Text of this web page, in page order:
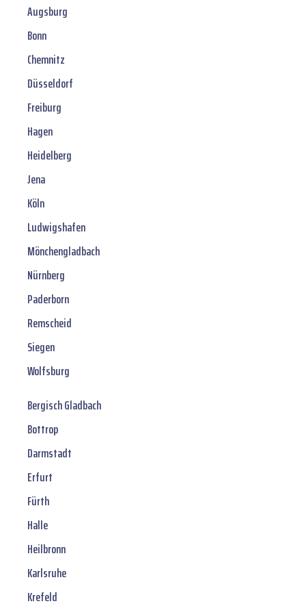
Augsburg
Bonn
Chemnitz
Düsseldorf
Freiburg
Hagen
Heidelberg
Jena
Köln
Ludwigshafen
Mönchengladbach
Nürnberg
Paderborn
Remscheid
Siegen
Wolfsburg
Bergisch Gladbach
Bottrop
Darmstadt
Erfurt
Fürth
Halle
Heilbronn
Karlsruhe
Krefeld